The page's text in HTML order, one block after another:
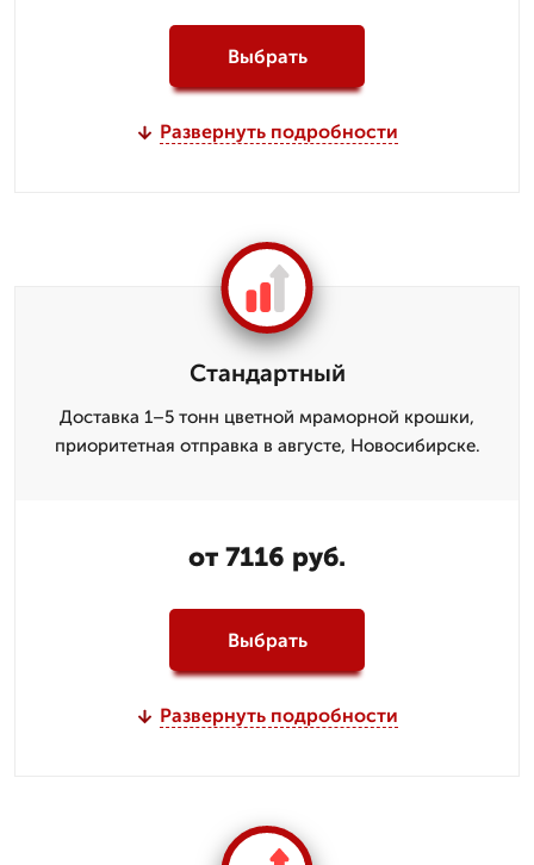
Выбрать
Развернуть подробности
Стандартный
Доставка 1–5 тонн цветной мраморной крошки,
приоритетная отправка в августе, Новосибирске.
от 7116 руб.
Выбрать
Развернуть подробности